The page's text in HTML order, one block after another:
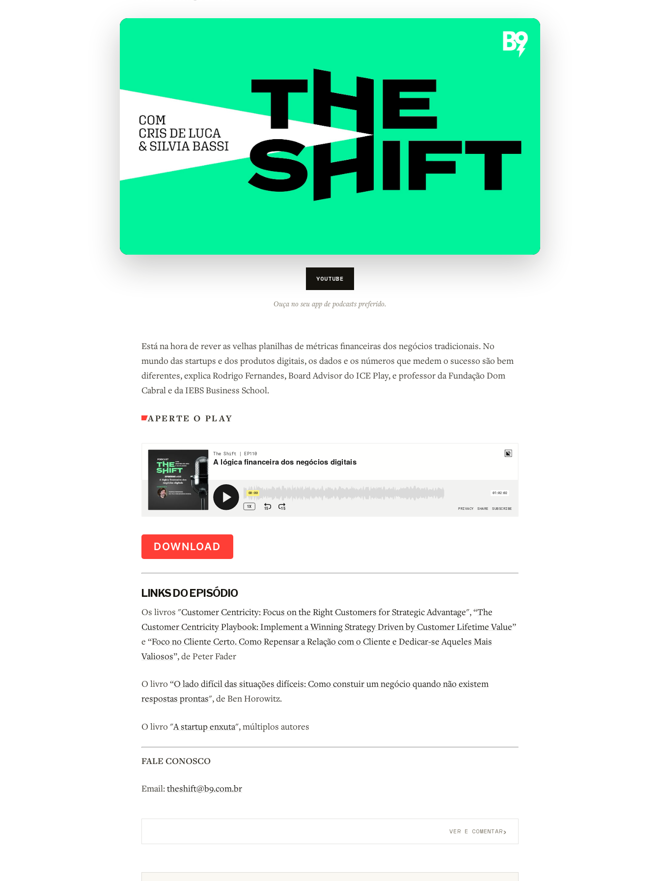
YOUTUBE
Ouça no seu app de podcasts preferido.
Está na hora de rever as velhas planilhas de métricas financeiras dos negócios tradicionais. No
mundo das startups e dos produtos digitais, os dados e os números que medem o sucesso são bem
diferentes, explica Rodrigo Fernandes, Board Advisor do ICE Play, e professor da Fundação Dom
Cabral e da IEBS Business School.
APERTE O PLAY
DOWNLOAD
LINKS DO EPISÓDIO
Os livros "Customer Centricity: Focus on the Right Customers for Strategic Advantage", “The
Customer Centricity Playbook: Implement a Winning Strategy Driven by Customer Lifetime Value”
e “Foco no Cliente Certo. Como Repensar a Relação com o Cliente e Dedicar-se Aqueles Mais
Valiosos”, de Peter Fader
O livro “O lado difícil das situações difíceis: Como constuir um negócio quando não existem
respostas prontas", de Ben Horowitz.
O livro "A startup enxuta", múltiplos autores
FALE CONOSCO
Email:theshift@b9.com.br
VER E COMENTAR›